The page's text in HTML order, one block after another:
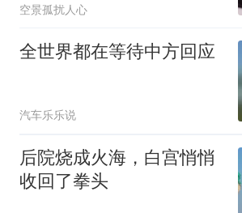
空景孤扰人心
全世界都在等待中方回应
汽车乐乐说
后院烧成火海，白宫悄悄
收回了拳头